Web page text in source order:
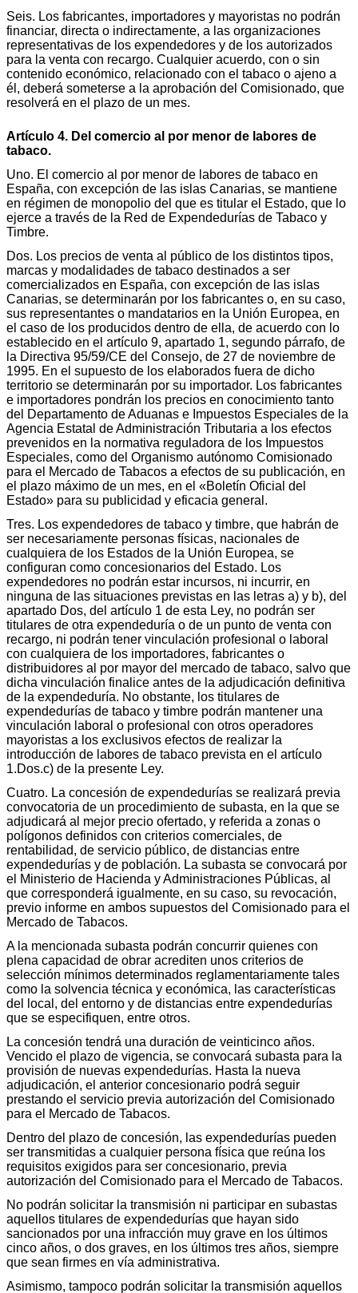
Seis. Los fabricantes, importadores y mayoristas no podrán
financiar, directa o indirectamente, a las organizaciones
representativas de los expendedores y de los autorizados
para la venta con recargo. Cualquier acuerdo, con o sin
contenido económico, relacionado con el tabaco o ajeno a
él, deberá someterse a la aprobación del Comisionado, que
resolverá en el plazo de un mes.
Artículo 4. Del comercio al por menor de labores de
tabaco.
Uno. El comercio al por menor de labores de tabaco en
España, con excepción de las islas Canarias, se mantiene
en régimen de monopolio del que es titular el Estado, que lo
ejerce a través de la Red de Expendedurías de Tabaco y
Timbre.
Dos. Los precios de venta al público de los distintos tipos,
marcas y modalidades de tabaco destinados a ser
comercializados en España, con excepción de las islas
Canarias, se determinarán por los fabricantes o, en su caso,
sus representantes o mandatarios en la Unión Europea, en
el caso de los producidos dentro de ella, de acuerdo con lo
establecido en el artículo 9, apartado 1, segundo párrafo, de
la Directiva 95/59/CE del Consejo, de 27 de noviembre de
1995. En el supuesto de los elaborados fuera de dicho
territorio se determinarán por su importador. Los fabricantes
e importadores pondrán los precios en conocimiento tanto
del Departamento de Aduanas e Impuestos Especiales de la
Agencia Estatal de Administración Tributaria a los efectos
prevenidos en la normativa reguladora de los Impuestos
Especiales, como del Organismo autónomo Comisionado
para el Mercado de Tabacos a efectos de su publicación, en
el plazo máximo de un mes, en el «Boletín Oficial del
Estado» para su publicidad y eficacia general.
Tres. Los expendedores de tabaco y timbre, que habrán de
ser necesariamente personas físicas, nacionales de
cualquiera de los Estados de la Unión Europea, se
configuran como concesionarios del Estado. Los
expendedores no podrán estar incursos, ni incurrir, en
ninguna de las situaciones previstas en las letras a) y b), del
apartado Dos, del artículo 1 de esta Ley, no podrán ser
titulares de otra expendeduría o de un punto de venta con
recargo, ni podrán tener vinculación profesional o laboral
con cualquiera de los importadores, fabricantes o
distribuidores al por mayor del mercado de tabaco, salvo que
dicha vinculación finalice antes de la adjudicación definitiva
de la expendeduría. No obstante, los titulares de
expendedurías de tabaco y timbre podrán mantener una
vinculación laboral o profesional con otros operadores
mayoristas a los exclusivos efectos de realizar la
introducción de labores de tabaco prevista en el artículo
1.Dos.c) de la presente Ley.
Cuatro. La concesión de expendedurías se realizará previa
convocatoria de un procedimiento de subasta, en la que se
adjudicará al mejor precio ofertado, y referida a zonas o
polígonos definidos con criterios comerciales, de
rentabilidad, de servicio público, de distancias entre
expendedurías y de población. La subasta se convocará por
el Ministerio de Hacienda y Administraciones Públicas, al
que corresponderá igualmente, en su caso, su revocación,
previo informe en ambos supuestos del Comisionado para el
Mercado de Tabacos.
A la mencionada subasta podrán concurrir quienes con
plena capacidad de obrar acrediten unos criterios de
selección mínimos determinados reglamentariamente tales
como la solvencia técnica y económica, las características
del local, del entorno y de distancias entre expendedurías
que se especifiquen, entre otros.
La concesión tendrá una duración de veinticinco años.
Vencido el plazo de vigencia, se convocará subasta para la
provisión de nuevas expendedurías. Hasta la nueva
adjudicación, el anterior concesionario podrá seguir
prestando el servicio previa autorización del Comisionado
para el Mercado de Tabacos.
Dentro del plazo de concesión, las expendedurías pueden
ser transmitidas a cualquier persona física que reúna los
requisitos exigidos para ser concesionario, previa
autorización del Comisionado para el Mercado de Tabacos.
No podrán solicitar la transmisión ni participar en subastas
aquellos titulares de expendedurías que hayan sido
sancionados por una infracción muy grave en los últimos
cinco años, o dos graves, en los últimos tres años, siempre
que sean firmes en vía administrativa.
Asimismo, tampoco podrán solicitar la transmisión aquellos